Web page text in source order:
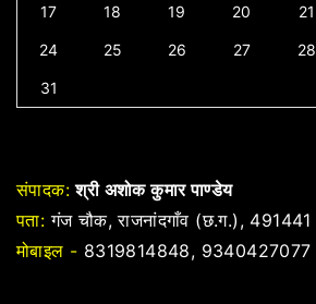
17 18 19 20 21
24 25 26 27 28
31
संपादक: श्री अशोक कुमार पाण्डेय
पता: गंज चौक, राजनांदगाँव (छ.ग.), 491441
मोबाइल - 8319814848, 9340427077